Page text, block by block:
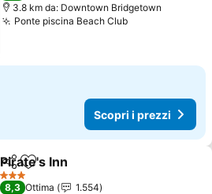
3.8 km da: Downtown Bridgetown
Ponte piscina Beach ClubScopri i
Scopri i prezzi
CondividiAggiungi ai preferiti
Pirate's Inn
3 Stelle
8,3 Ottima
1.554